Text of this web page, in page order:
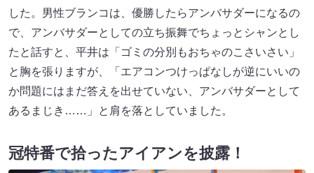
した。男性ブランコは、優勝したらアンバサダーになるの
で、アンバサダーとしての立ち振舞でちょっとシャンとし
たと話すと、平井は「ゴミの分別もおちゃのこさいさい」
と胸を張りますが、「エアコンつけっぱなしが逆にいいの
か問題にはまだ答えを出せていない、アンバサダーとして
あるまじき……」と肩を落としていました。
冠特番で拾ったアイアンを披露！